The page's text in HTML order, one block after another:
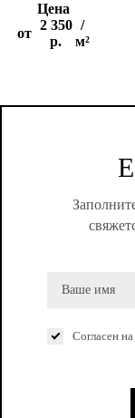
Цена
от
2 350
р.
/
м²
Согласен на